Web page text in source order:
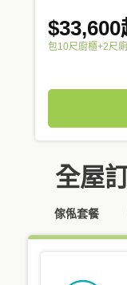
$33,600
包10尺廚櫃+2尺
全屋
傢俬套餐